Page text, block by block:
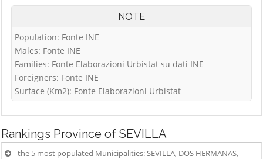
NOTE
Population: Fonte INE
Males: Fonte INE
Families: Fonte Elaborazioni Urbistat su dati INE
Foreigners: Fonte INE
Surface (Km2): Fonte Elaborazioni Urbistat
Rankings Province of SEVILLA
the 5 most populated Municipalities: SEVILLA, DOS HERMANAS,